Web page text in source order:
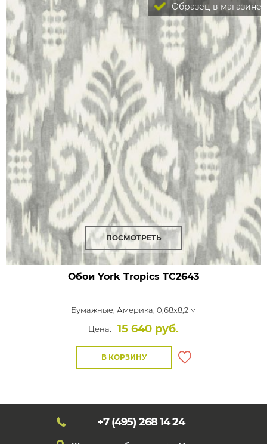
Образец в магазине
ПОСМОТРЕТЬ
Обои York Tropics TC2643
Бумажные, Америка, 0,68x8,2 м
Цена:
15 640 руб.
В КОРЗИНУ
+7 (495) 268 14 24